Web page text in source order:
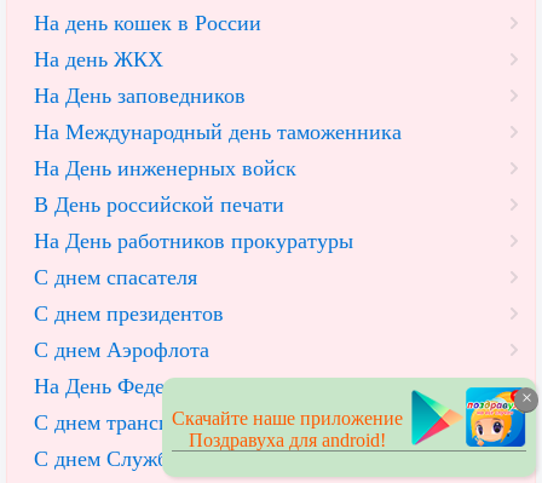
На день кошек в России
На день ЖКХ
На День заповедников
На Международный день таможенника
На День инженерных войск
В День российской печати
На День работников прокуратуры
С днем спасателя
С днем президентов
С днем Аэрофлота
На День Федеральной эмиграционной службы
С днем транспортной полиции (ГИБДД)
С днем Службы горючего и смазочных материалов
×
Скачайте наше приложение
Поздравуха для android!